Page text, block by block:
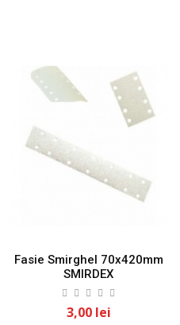
Fasie Smirghel 70x420mm
SMIRDEX
3,00 lei